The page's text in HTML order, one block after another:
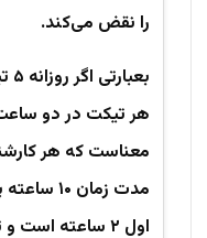
را نقض می‌کند.
هر تیکت در دو
مدت